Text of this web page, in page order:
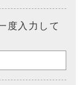
度入力して